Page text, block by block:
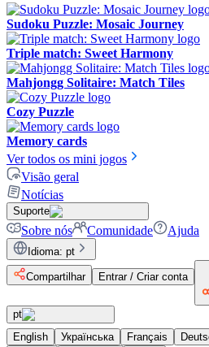
Sudoku Puzzle: Mosaic Journey
Triple match: Sweet Harmony
Mahjongg Solitaire: Match Tiles
Cozy Puzzle
Memory cards
Ver todos os mini jogos
Visão geral
Notícias
Suporte
Sobre nós Comunidade Ajuda
Idioma: pt
Compartilhar
Entrar / Criar conta
pt
English
Українська Français